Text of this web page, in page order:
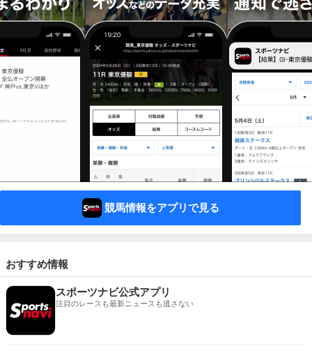
競馬情報をアプリで見る
おすすめ情報
スポーツナビ公式アプリ
注目のレースも最新ニュースも逃さない